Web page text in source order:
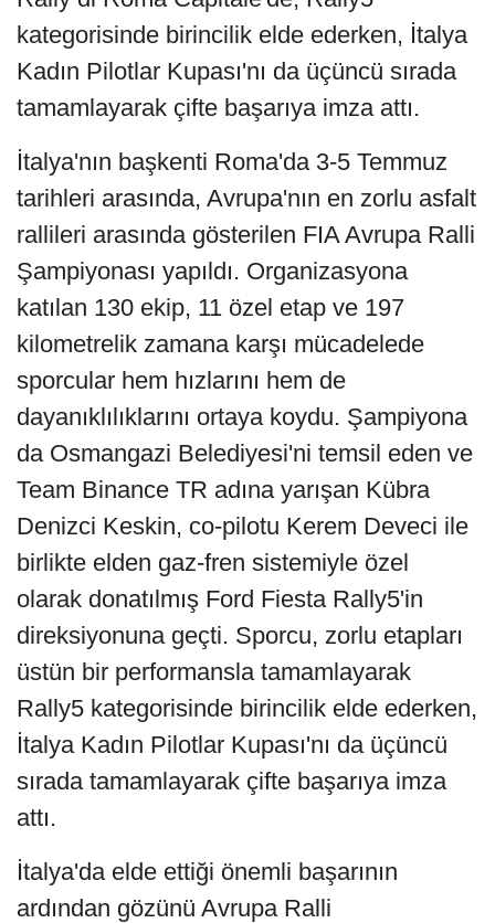
kategorisinde birincilik elde ederken, İtalya
Kadın Pilotlar Kupası'nı da üçüncü sırada
tamamlayarak çifte başarıya imza attı.
İtalya'nın başkenti Roma'da 3-5 Temmuz
tarihleri arasında, Avrupa'nın en zorlu asfalt
rallileri arasında gösterilen FIA Avrupa Ralli
Şampiyonası yapıldı. Organizasyona
katılan 130 ekip, 11 özel etap ve 197
kilometrelik zamana karşı mücadelede
sporcular hem hızlarını hem de
dayanıklılıklarını ortaya koydu. Şampiyona
da Osmangazi Belediyesi'ni temsil eden ve
Team Binance TR adına yarışan Kübra
Denizci Keskin, co-pilotu Kerem Deveci ile
birlikte elden gaz-fren sistemiyle özel
olarak donatılmış Ford Fiesta Rally5'in
direksiyonuna geçti. Sporcu, zorlu etapları
üstün bir performansla tamamlayarak
Rally5 kategorisinde birincilik elde ederken,
İtalya Kadın Pilotlar Kupası'nı da üçüncü
sırada tamamlayarak çifte başarıya imza
attı.
İtalya'da elde ettiği önemli başarının
ardından gözünü Avrupa Ralli